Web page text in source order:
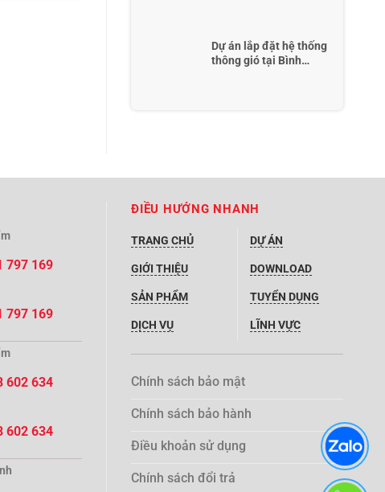
Dự án lắp đặt hệ thống
thông gió tại Bình
797 169
797 169
602 634
602 634
ĐIỀU HƯỚNG NHANH
TRANG CHỦ
GIỚI THIỆU
SẢN PHẨM
DỊCH VỤ
DỰ ÁN
DOWNLOAD
TUYỂN DỤNG
LĨNH VỰC
Chính sách bảo mật
Chính sách bảo hành
Điều khoản sử dụng
Chính sách đổi trả